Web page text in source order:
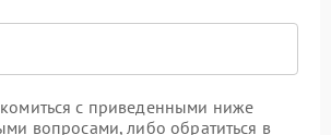
с приведенными ниже
вопросами, либо обратиться в